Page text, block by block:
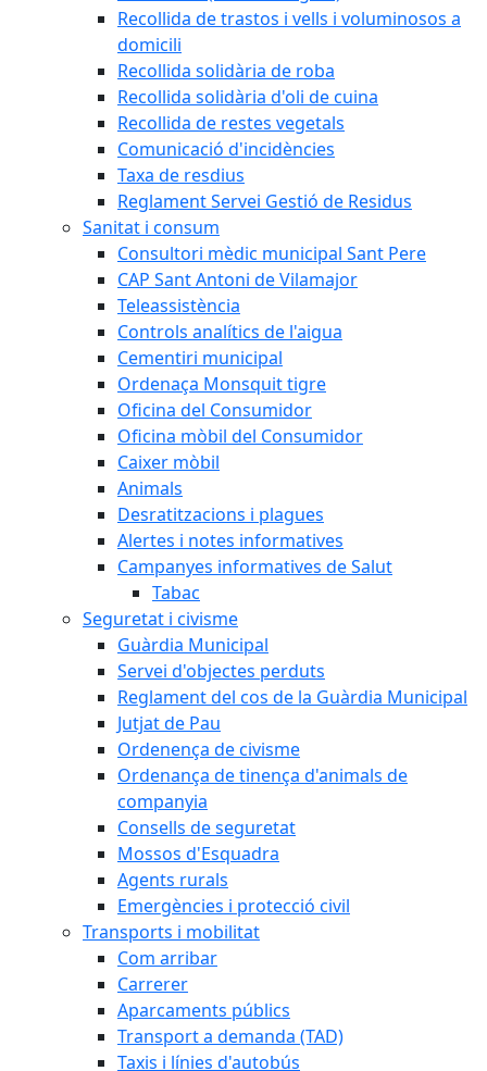
Recollida de trastos i vells i voluminosos a
domicili
Recollida solidària de roba
Recollida solidària d'oli de cuina
Recollida de restes vegetals
Comunicació d'incidències
Taxa de resdius
Reglament Servei Gestió de Residus
Sanitat i consum
Consultori mèdic municipal Sant Pere
CAP Sant Antoni de Vilamajor
Teleassistència
Controls analítics de l'aigua
Cementiri municipal
Ordenaça Monsquit tigre
Oficina del Consumidor
Oficina mòbil del Consumidor
Caixer mòbil
Animals
Desratitzacions i plagues
Alertes i notes informatives
Campanyes informatives de Salut
Tabac
Seguretat i civisme
Guàrdia Municipal
Servei d'objectes perduts
Reglament del cos de la Guàrdia Municipal
Jutjat de Pau
Ordenença de civisme
Ordenança de tinença d'animals de
companyia
Consells de seguretat
Mossos d'Esquadra
Agents rurals
Emergències i protecció civil
Transports i mobilitat
Com arribar
Carrerer
Aparcaments públics
Transport a demanda (TAD)
Taxis i línies d'autobús